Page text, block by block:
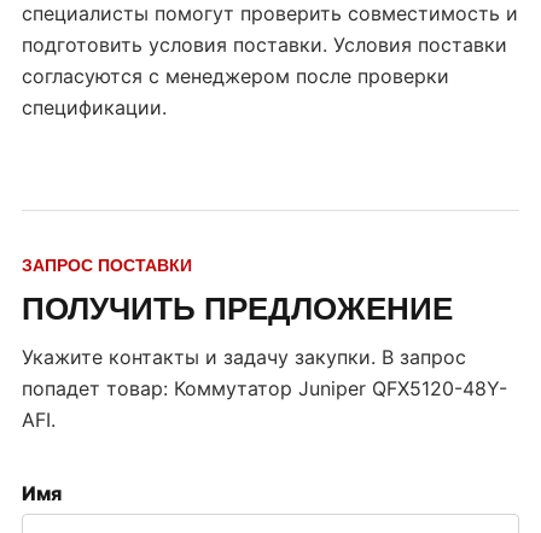
специалисты помогут проверить совместимость и
подготовить условия поставки. Условия поставки
согласуются с менеджером после проверки
спецификации.
ЗАПРОС ПОСТАВКИ
ПОЛУЧИТЬ ПРЕДЛОЖЕНИЕ
Укажите контакты и задачу закупки. В запрос
попадет товар: Коммутатор Juniper QFX5120-48Y-
AFI.
Имя